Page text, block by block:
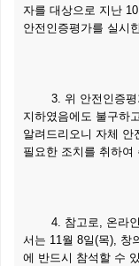
자를 대상으로 지난
안전인증평가를 실시
3. 위 안전인증평가
지하였음에도 불구하
알려드리오니 자체 안
필요한 조치를 취하여
4. 참고로, 온라인
서는 11월 8일(목), 창
에 반드시 참석할 수